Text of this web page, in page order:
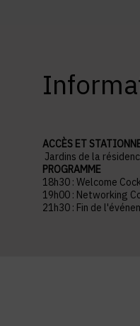
ACCÈS ET
Jardins de la
PROGRAMME
18h30 : Welcome
19h00 : Networking
21h30 : Fin de